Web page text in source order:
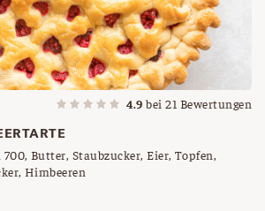
4.9 bei21 Bewertungen
Butter, Staubzucker, Eier, Topfen,
Himbeeren